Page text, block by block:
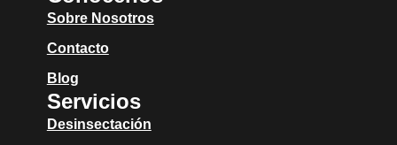
Sobre Nosotros
Contacto
Blog
Servicios
Desinsectación